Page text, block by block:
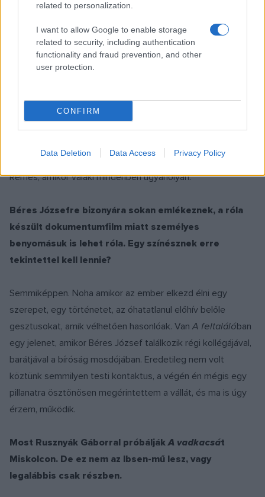
related to personalization.
I want to allow Google to enable storage
related to security, including authentication
functionality and fraud prevention, and other
user protection.
CONFIRM
Data Deletion Data Access Privacy Policy
Örömteli, ha van mire szerénynek lenni.
A film – színészi szempontból – nagyon technikás
műfaj?
ugyanaz: egy embert, sorsot kell hitelesen láttatni. Azt kell
megkeresni, miként tud az ember a lehető
hogy mindig kicsit mást, újat tudok magamból mutatni.
Rémes, amikor valaki mindenben ugyanolyan.
Béres Józsefre bizonyára sokan emlékeznek, a róla
készült dokumentumfilm miatt személyes
benyomásuk is lehet róla. Egy színésznek erre
tekintettel kell lennie?
Semmiképpen. Noha amikor az ember elkezd élni egy
szerepet, egy történetet, az óhatatlanul előhív belőle
gesztusokat, amik vélhetően hasonlóak. VanA feltalálóban
egy jelenet, amikor Béres József találkozik régi kollégájával,
barátjával a bíróság mosdójában. Eredetileg nem volt
köztünk semmilyen testi kontaktus, a végén én mégis egy
pillanatra ösztönösen megérintettem a vállát, és ma is úgy
érzem, működik.
Most Rusznyák Gáborral próbáljákA vadkacsát
Miskolcon. De ez nem az Ibsen-mű lesz, vagy
legalábbis csak részben.